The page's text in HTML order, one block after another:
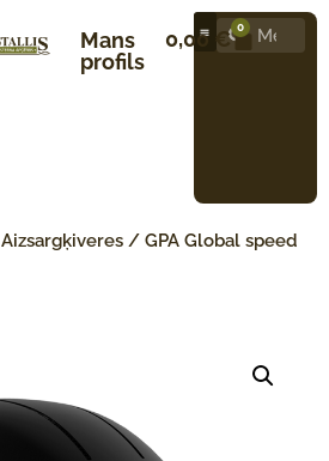
Mans
profils
0,00 € 0
Aizsargķiveres / GPA Global speed